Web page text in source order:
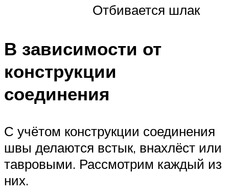
Отбивается шлак
В зависимости от
конструкции
соединения
С учётом конструкции соединения
швы делаются встык, внахлёст или
тавровыми. Рассмотрим каждый из
них.